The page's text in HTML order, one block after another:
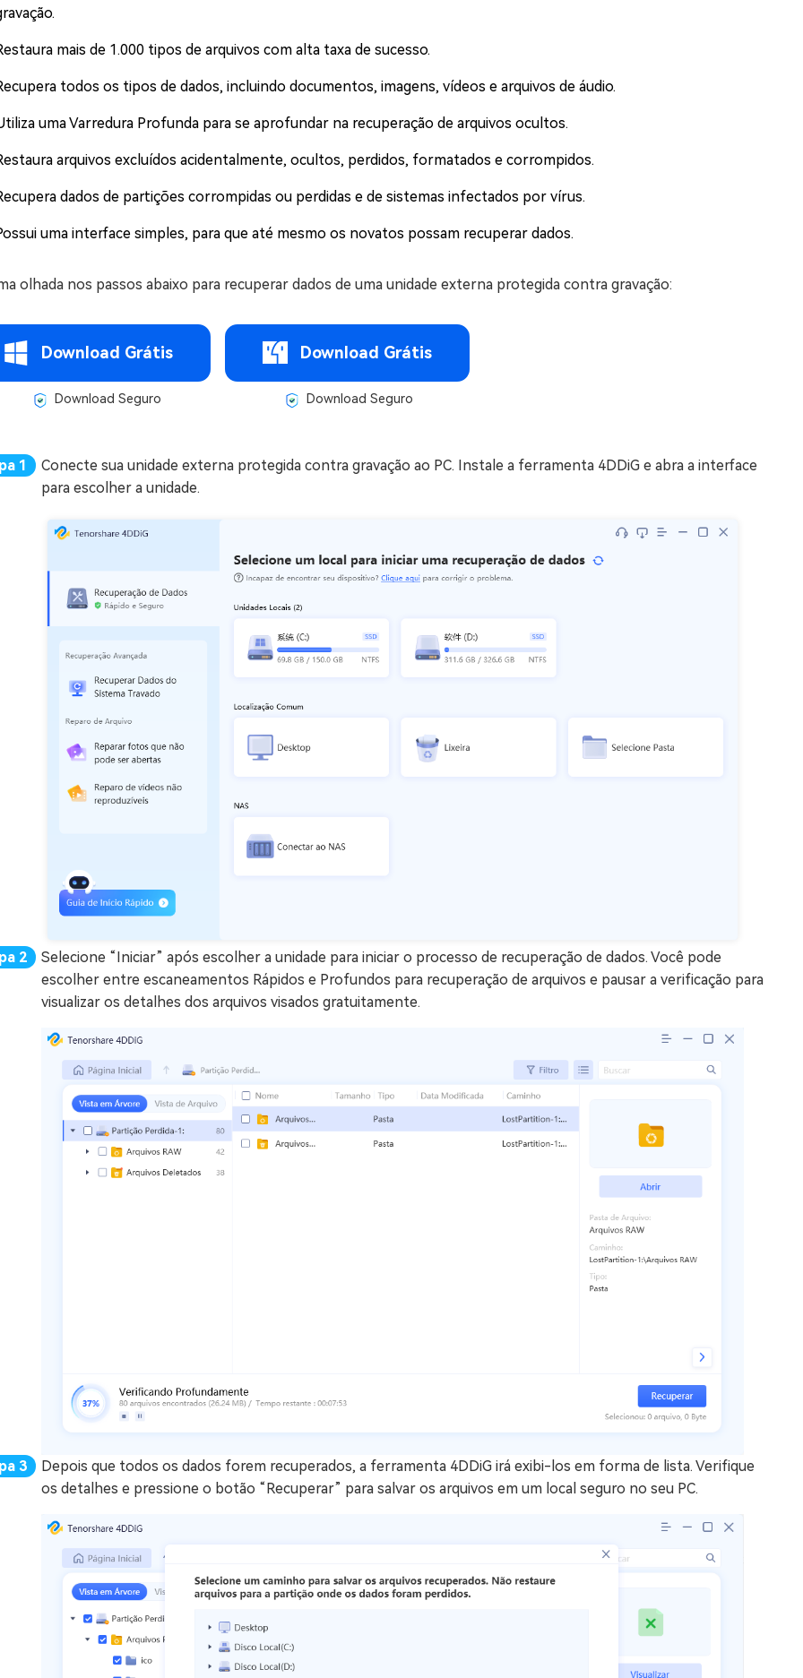
mais de 1.000 tipos de arquivos com alta taxa de sucesso.
todos os tipos de dados, incluindo documentos, imagens, vídeos e arquivos de áudio.
uma Varredura Profunda para se aprofundar na recuperação de arquivos ocultos.
arquivos excluídos acidentalmente, ocultos, perdidos, formatados e corrompidos.
dados de partições corrompidas ou perdidas e de sistemas infectados por vírus.
uma interface simples, para que até mesmo os novatos possam recuperar dados.
olhada nos passos abaixo para recuperar dados de uma unidade externa protegida contra gravação:
Download Grátis
Download Seguro
Download Grátis
Download Seguro
Conecte sua unidade externa protegida contra gravação ao PC. Instale a ferramenta 4DDiG e abra a interface
para escolher a unidade.
Selecione “Iniciar” após escolher a unidade para iniciar o processo de recuperação de dados. Você pode
escolher entre escaneamentos Rápidos e Profundos para recuperação de arquivos e pausar a verificação para
visualizar os detalhes dos arquivos visados gratuitamente.
Depois que todos os dados forem recuperados, a ferramenta 4DDiG irá exibi-los em forma de lista. Verifique
os detalhes e pressione o botão “Recuperar” para salvar os arquivos em um local seguro no seu PC.